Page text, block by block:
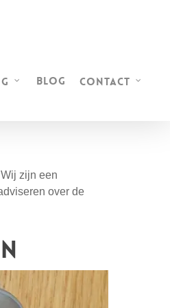
Blog Contact
zijn een
over de